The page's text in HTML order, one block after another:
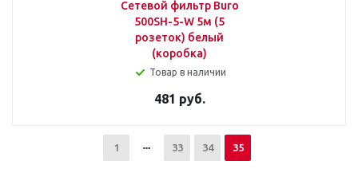
Сетевой фильтр Buro
500SH-5-W 5м (5
розеток) белый
(коробка)
Товар в наличии
481 руб.
1 33 34 35